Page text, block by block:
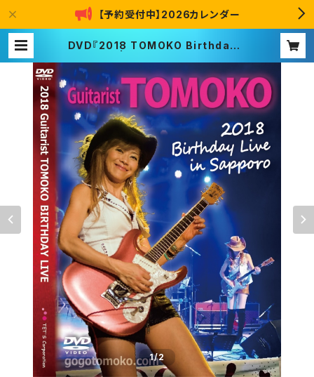
【予約受付中】2026カレンダー
DVD『2018 TOMOKO Birthday L
1/2